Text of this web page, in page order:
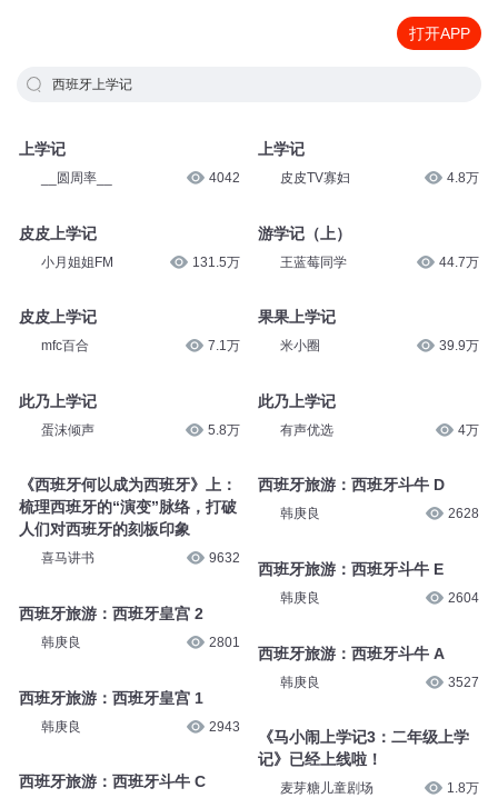
打开APP
西班牙上学记
上学记
__圆周率__ 4042
皮皮上学记
小月姐姐FM 131.5万
皮皮上学记
mfc百合 7.1万
此乃上学记
蛋沫倾声 5.8万
《西班牙何以成为西班牙》上：
梳理西班牙的“演变”脉络，打破
人们对西班牙的刻板印象
喜马讲书 9632
西班牙旅游：西班牙皇宫 2
韩庚良 2801
西班牙旅游：西班牙皇宫 1
韩庚良 2943
西班牙旅游：西班牙斗牛 C
上学记
皮皮TV寡妇 4.8万
游学记（上）
王蓝莓同学 44.7万
果果上学记
米小圈 39.9万
此乃上学记
有声优选 4万
西班牙旅游：西班牙斗牛 D
韩庚良 2628
西班牙旅游：西班牙斗牛 E
韩庚良 2604
西班牙旅游：西班牙斗牛 A
韩庚良 3527
《马小闹上学记3：二年级上学
记》已经上线啦！
麦芽糖儿童剧场 1.8万